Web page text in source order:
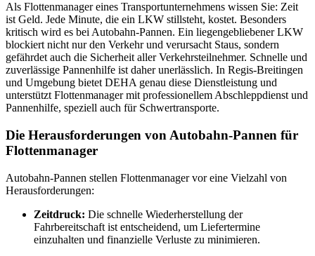
Als Flottenmanager eines Transportunternehmens wissen Sie: Zeit
ist Geld. Jede Minute, die ein LKW stillsteht, kostet. Besonders
kritisch wird es bei Autobahn-Pannen. Ein liegengebliebener LKW
blockiert nicht nur den Verkehr und verursacht Staus, sondern
gefährdet auch die Sicherheit aller Verkehrsteilnehmer. Schnelle und
zuverlässige Pannenhilfe ist daher unerlässlich. In Regis-Breitingen
und Umgebung bietet DEHA genau diese Dienstleistung und
unterstützt Flottenmanager mit professionellem Abschleppdienst und
Pannenhilfe, speziell auch für Schwertransporte.
Die Herausforderungen von Autobahn-Pannen für
Flottenmanager
Autobahn-Pannen stellen Flottenmanager vor eine Vielzahl von
Herausforderungen:
Zeitdruck: Die schnelle Wiederherstellung der
Fahrbereitschaft ist entscheidend, um Liefertermine
einzuhalten und finanzielle Verluste zu minimieren.